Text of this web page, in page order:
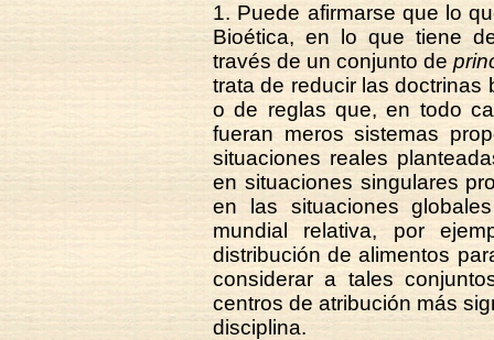
1. Puede afirmarse que lo
Bioética, en lo que tiene
través de un conjunto de
trata de reducir las doctrinas
o de reglas que, en todo
fueran meros sistemas
situaciones reales
en situaciones singulares
en las situaciones
mundial relativa, por
distribución de alimentos
considerar a tales
centros de atribución más
disciplina.